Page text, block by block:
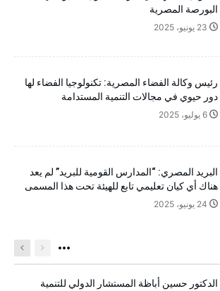
البورصة المصرية
23 يونيو، 2025
رئيس وكالة الفضاء المصرية: تكنولوجيا الفضاء لها
دور حيوي في مجالات التنمية المستدامة
6 يوليو، 2025
البريد المصري: “المدارس القومية للبريد” لم يعد
هناك أي كيان تعليمي تابع للهيئة تحت هذا المسمى
24 يونيو، 2025
الدكتور حسين أباظة المستشار الدولي للتنمية